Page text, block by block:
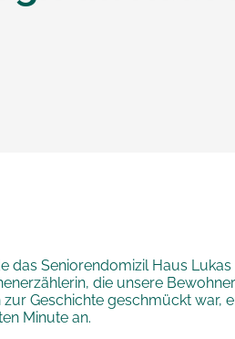
das Seniorendomizil Haus
die unsere
zur Geschichte geschmückt war,
Minute an.